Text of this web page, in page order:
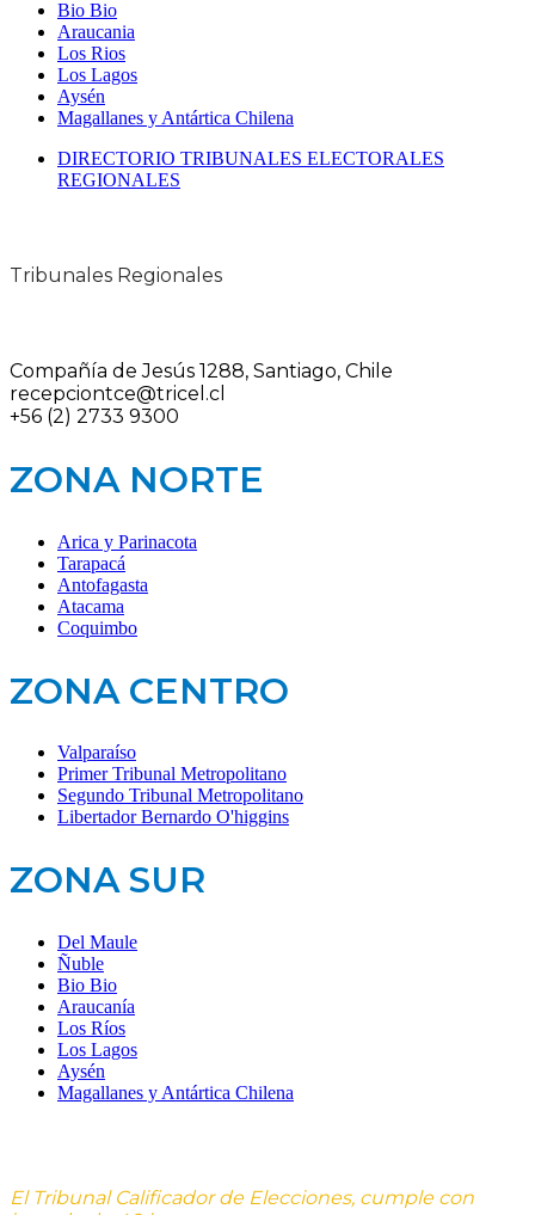
Bio Bio
Araucania
Los Rios
Los Lagos
Aysén
Magallanes y Antártica Chilena
DIRECTORIO TRIBUNALES ELECTORALES
REGIONALES
Tribunales Regionales
Compañía de Jesús 1288, Santiago, Chile
recepciontce@tricel.cl
+56 (2) 2733 9300
ZONA NORTE
Arica y Parinacota
Tarapacá
Antofagasta
Atacama
Coquimbo
ZONA CENTRO
Valparaíso
Primer Tribunal Metropolitano
Segundo Tribunal Metropolitano
Libertador Bernardo O'higgins
ZONA SUR
Del Maule
Ñuble
Bio Bio
Araucanía
Los Ríos
Los Lagos
Aysén
Magallanes y Antártica Chilena
El Tribunal Calificador de Elecciones, cumple con